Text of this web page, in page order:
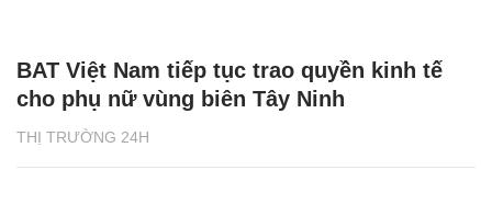
THỊ TRƯỜNG 24H
BAT Việt Nam tiếp tục trao quyền kinh tế
cho phụ nữ vùng biên Tây Ninh